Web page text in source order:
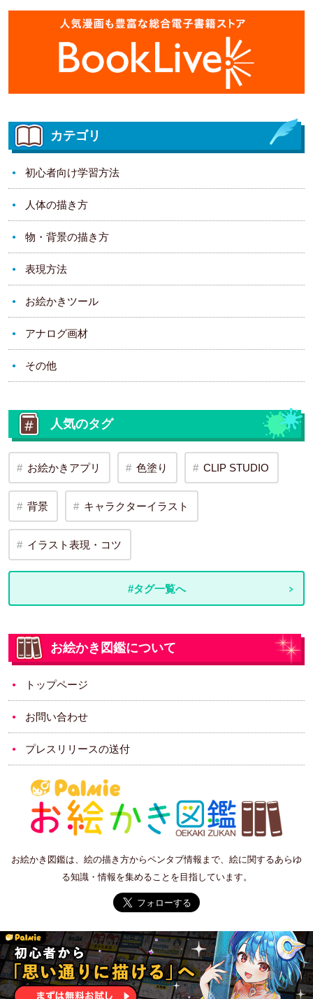
カテゴリ
初心者向け学習方法
人体の描き方
物・背景の描き方
表現方法
お絵かきツール
アナログ画材
その他
人気のタグ
お絵かきアプリ 色塗り CLIP STUDIO
背景 キャラクターイラスト
イラスト表現・コツ
#タグ一覧へ
お絵かき図鑑について
トップページ
お問い合わせ
プレスリリースの送付
お絵かき図鑑は、絵の描き方からペンタブ情報まで、絵に関するあらゆ
る知識・情報を集めることを目指しています。